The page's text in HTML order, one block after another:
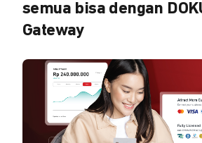
semua bisa dengan
Gateway